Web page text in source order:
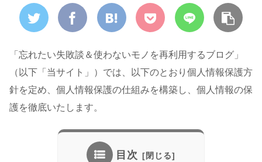
「忘れたい失敗談＆使わないモノを再利用するブログ」
（以下「当サイト」）では、以下のとおり個人情報保護方
針を定め、個人情報保護の仕組みを構築し、個人情報の保
護を徹底いたします。
目次